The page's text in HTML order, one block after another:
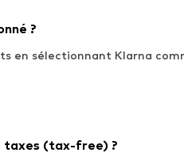
?
en sélectionnant Klarna
taxes (tax-free) ?